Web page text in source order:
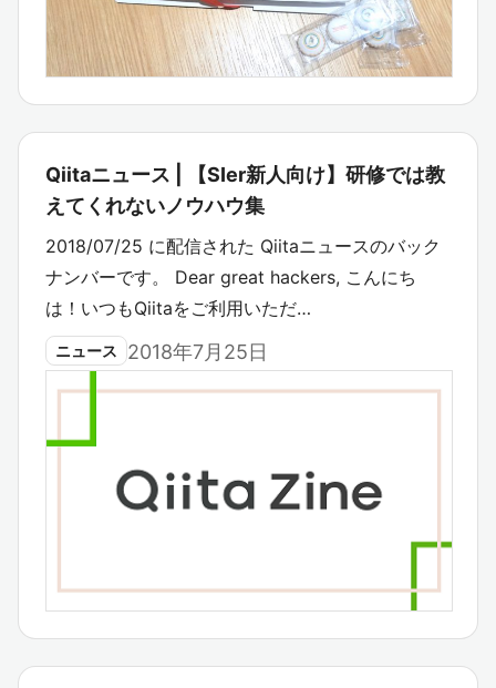
Qiitaニュース | 【SIer新人向け】研修では教
えてくれないノウハウ集
2018/07/25 に配信された Qiitaニュースのバック
ナンバーです。 Dear great hackers, こんにち
は！いつもQiitaをご利用いただ…
ニュース 2018年7月25日